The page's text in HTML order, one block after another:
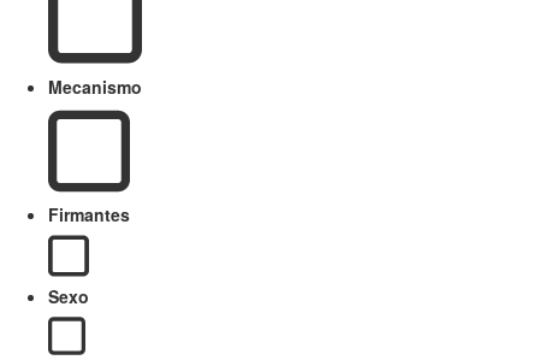
Mecanismo
Firmantes
Sexo